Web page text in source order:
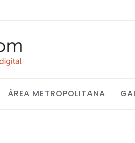
ÁREA METROPOLITANA